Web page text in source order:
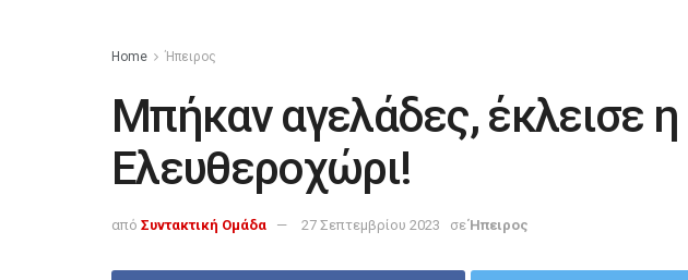
Home Ήπειρος
Μπήκαν αγελάδες, έκλεισε η
Ελευθεροχώρι!
από Συντακτική Ομάδα 27 Σεπτεμβρίου 2023 σε Ήπειρος